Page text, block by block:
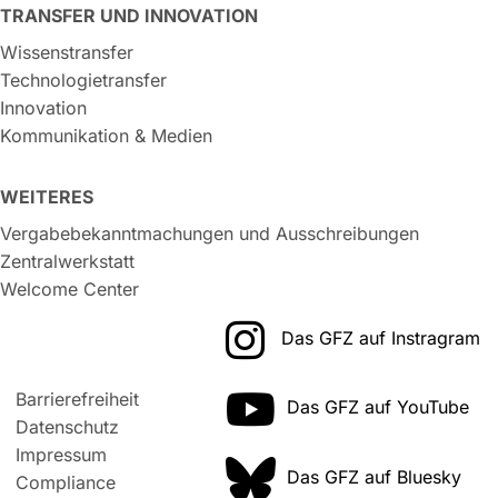
TRANSFER UND INNOVATION
Wissenstransfer
Technologietransfer
Innovation
Kommunikation & Medien
WEITERES
Vergabebekanntmachungen und Ausschreibungen
Zentralwerkstatt
Welcome Center
Barrierefreiheit
Datenschutz
Impressum
Compliance
Das GFZ auf Instragram
Das GFZ auf YouTube
Das GFZ auf Bluesky